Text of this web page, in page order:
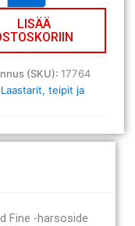
LISÄÄ
(SKU):17764
Laastarit, teipit ja
Fine -harsoside